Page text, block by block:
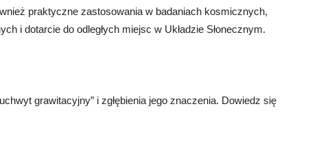
praktyczne zastosowania w badaniach kosmicznych,
i dotarcie do odległych miejsc w Układzie Słonecznym.
grawitacyjny” i zgłębienia jego znaczenia. Dowiedz się